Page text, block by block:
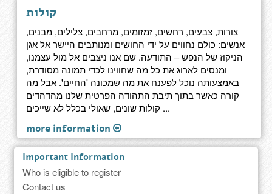
קולות
צורות, צבעים, רחשים, זמזומים, מרחבים, צלילים, מבנים,
אנשים: כולם נחווים על ידי החושים ומנותבים היישר אל אגן
הניקוז של הנפש – התודעה. שם אנו ניצבים אל מול עצמנו,
ומנסים לארוג את כל מה שחווינו לכדי תמונה מסודרת,
באמצעותה נוכל לפענח את מה שמכונה 'החיים'. אבל מה
קורה כאשר בתוך תיבת התהודה הפרטית שלנו מהדהדים
קולות שונים, שאולי בכלל לא שייכים ...
more information
Important Information
Who is eligible to register
Contact us